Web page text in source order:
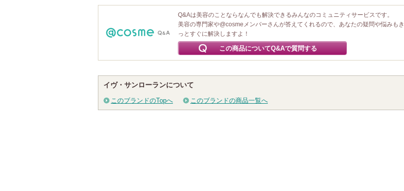
Q&Aは美容のことならなんでも解決できるみんなのコミュニティサービスです。
美容の専門家や@cosmeメンバーさんが答えてくれるので、あなたの疑問や悩みもき
っとすぐに解決しますよ！
この商品についてQ&Aで質問する
イヴ・サンローランについて
このブランドのTopへ このブランドの商品一覧へ